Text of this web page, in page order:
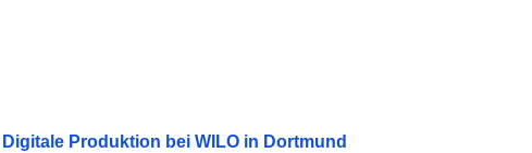
Produktion bei WILO in Dortmund